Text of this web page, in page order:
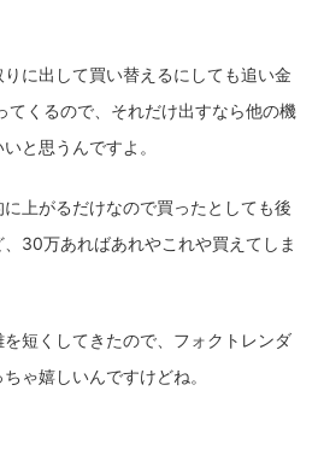
に出して買い替えるにしても追い金
てくるので、それだけ出すなら他の機
と思うんですよ。
上がるだけなので買ったとしても後
30万あればあれやこれや買えてしま
短くしてきたので、フォクトレンダ
ゃ嬉しいんですけどね。